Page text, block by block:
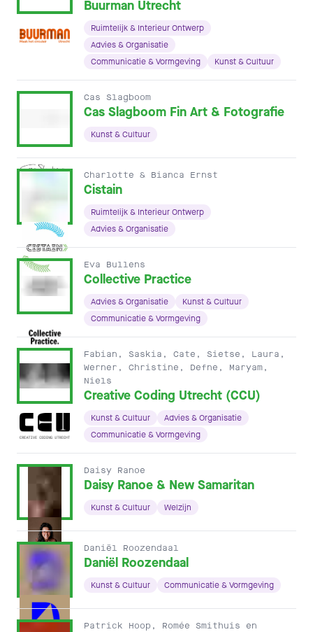
Buurman Utrecht
Ruimtelijk & Interieur Ontwerp
Advies & Organisatie
Communicatie & Vormgeving
Kunst & Cultuur
Cas Slagboom
Cas Slagboom Fin Art & Fotografie
Kunst & Cultuur
Charlotte & Bianca Ernst
Cistain
Ruimtelijk & Interieur Ontwerp
Advies & Organisatie
Eva Bullens
Collective Practice
Advies & Organisatie
Kunst & Cultuur
Communicatie & Vormgeving
Fabian, Saskia, Cate, Sietse, Laura,
Werner, Christine, Defne, Maryam,
Niels
Creative Coding Utrecht (CCU)
Kunst & Cultuur
Advies & Organisatie
Communicatie & Vormgeving
Daisy Ranoe
Daisy Ranoe & New Samaritan
Kunst & Cultuur Welzijn
Daniël Roozendaal
Daniël Roozendaal
Kunst & Cultuur Communicatie & Vormgeving
Patrick Hoop, Romée Smithuis en